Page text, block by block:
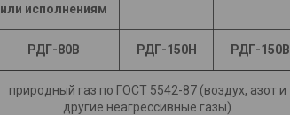
или исполнениям
РДГ-80В РДГ-150Н РДГ-150В
природный газ по ГОСТ 5542-87 (воздух, азот и
другие неагрессивные газы)